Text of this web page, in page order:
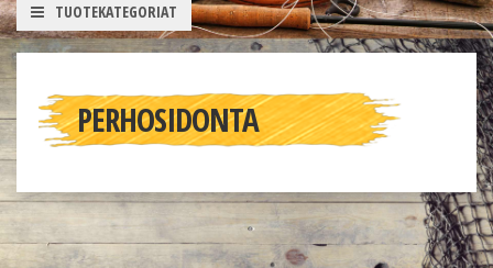
TUOTEKATEGORIAT
PERHOSIDONTA